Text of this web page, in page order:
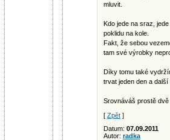
mluvit.
Kdo jede na sraz,
poklidu na kole.
Fakt, že sebou
tam své výrobky
Díky tomu také
trvat jeden den a
Srovnáváš prostě
[ Zpět ]
Datum: 07.09.2011
Autor: radka